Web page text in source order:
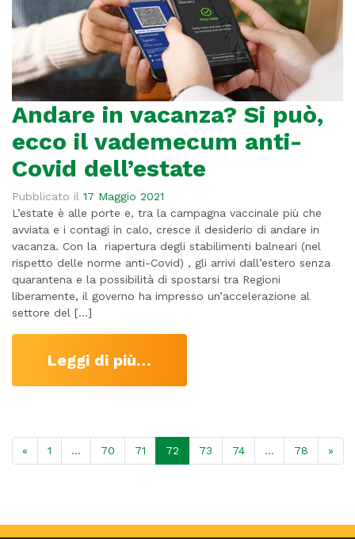
Andare in vacanza? Si può,
ecco il vademecum anti-
Covid dell’estate
Pubblicato il 17 Maggio 2021
L’estate è alle porte e, tra la campagna vaccinale più che
avviata e i contagi in calo, cresce il desiderio di andare in
vacanza. Con la riapertura degli stabilimenti balneari (nel
rispetto delle norme anti-Covid) , gli arrivi dall’estero senza
quarantena e la possibilità di spostarsi tra Regioni
liberamente, il governo ha impresso un’accelerazione al
settore del […]
Leggi di più…
« 1 … 70 71 72 73 74 … 78 »